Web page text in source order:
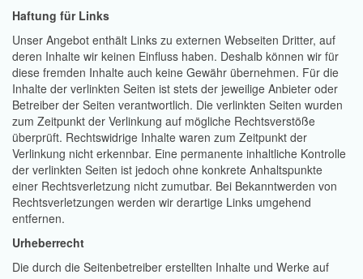
Haftung für Links
Unser Angebot enthält Links zu externen Webseiten Dritter, auf
deren Inhalte wir keinen Einfluss haben. Deshalb können wir für
diese fremden Inhalte auch keine Gewähr übernehmen. Für die
Inhalte der verlinkten Seiten ist stets der jeweilige Anbieter oder
Betreiber der Seiten verantwortlich. Die verlinkten Seiten wurden
zum Zeitpunkt der Verlinkung auf mögliche Rechtsverstöße
überprüft. Rechtswidrige Inhalte waren zum Zeitpunkt der
Verlinkung nicht erkennbar. Eine permanente inhaltliche Kontrolle
der verlinkten Seiten ist jedoch ohne konkrete Anhaltspunkte
einer Rechtsverletzung nicht zumutbar. Bei Bekanntwerden von
Rechtsverletzungen werden wir derartige Links umgehend
entfernen.
Urheberrecht
Die durch die Seitenbetreiber erstellten Inhalte und Werke auf